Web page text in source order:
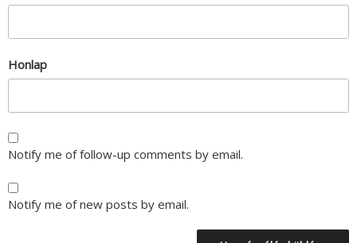
Honlap
Notify me of follow-up comments by email.
Notify me of new posts by email.